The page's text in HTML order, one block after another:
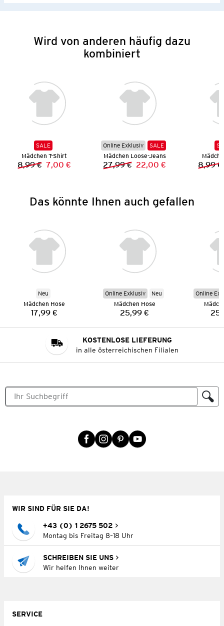
Wird von anderen häufig dazu
kombiniert
SALE
Mädchen T-Shirt
Vorheriger Preis:
8,99 € Neuer Preis:
7,00 €
Online Exklusiv
SALE
Mädchen Loose-Jeans
Vorheriger Preis:
27,99 € Neuer Preis:
22,00 € 8,99 €
Das könnte Ihnen auch gefallen
Neu
Mädchen Hose
Preis:
17,99 €
Online Exklusiv
Neu
Mädchen Hose
Preis:
25,99 €
Online
KOSTENLOSE LIEFERUNG
in alle österreichischen Filialen
WIR SIND FÜR SIE DA!
+43 (0) 1 2675 502
Montag bis Freitag 8–18 Uhr
SCHREIBEN SIE UNS
Wir helfen Ihnen weiter
SERVICE